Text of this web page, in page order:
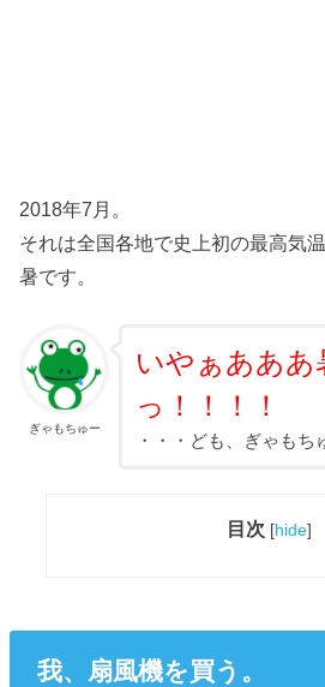
2018年7月。
それは全国各地で史上初の最高気
暑です。
ぎゃもちゅー
いやぁあああ
っ！！！！
・・・ども、ぎゃもち
目次 [hide]
我、扇風機を買う。